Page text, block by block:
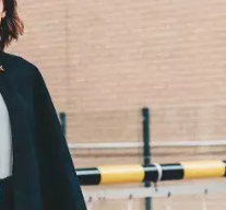
ODESLAT